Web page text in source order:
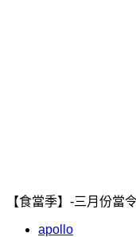
【食當季】-三月份當
apollo